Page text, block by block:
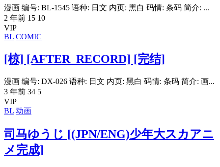
漫画 编号: BL-1545 语种: 日文 内页: 黑白 码情: 条码 简介: ...
2 年前 15 10
VIP
BL COMIC
[椋] [AFTER_RECORD] [完结]
漫画 编号: DX-026 语种: 日文 内页: 黑白 码情: 条码 简介: 画...
3 年前 34 5
VIP
BL 动画
司马ゆうじ [(JPN/ENG)少年大スカアニ
メ完成]